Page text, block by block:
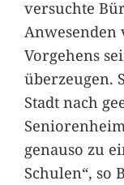
versuchte
Anwesenden
Vorgehens
überzeugen.
Stadt nach
genauso zu
Schulen“, so